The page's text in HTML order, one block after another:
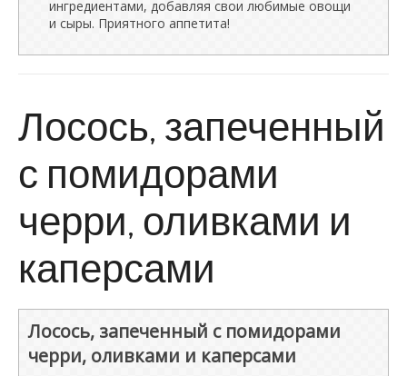
ингредиентами, добавляя свои любимые овощи
и сыры. Приятного аппетита!
Лосось, запеченный
с помидорами
черри, оливками и
каперсами
Лосось, запеченный с помидорами
черри, оливками и каперсами